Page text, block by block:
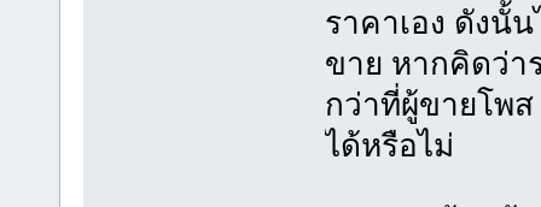
ราคาเอง ดังนั้
ขาย หากคิดว่า
กว่าที่ผู้ขายโพ
ได้หรือไม่